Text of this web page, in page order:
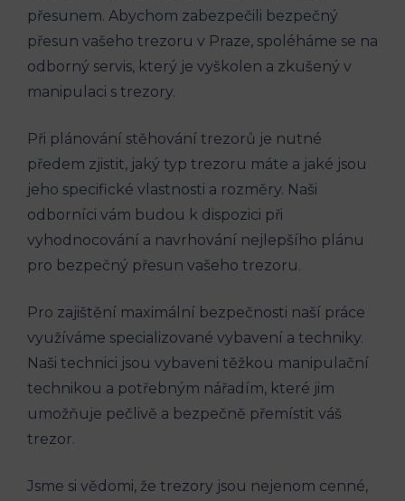
přesunem. Abychom zabezpečili bezpečný
přesun vašeho trezoru v Praze, spoléháme se na
odborný servis, který je vyškolen a zkušený v
manipulaci s trezory.
Při plánování stěhování trezorů je nutné
předem zjistit, jaký typ trezoru máte a jaké jsou
jeho specifické vlastnosti a rozměry. Naši
odborníci vám budou k dispozici při
vyhodnocování a navrhování nejlepšího plánu
pro bezpečný přesun vašeho trezoru.
Pro zajištění maximální bezpečnosti naší práce
využíváme specializované vybavení a techniky.
Naši technici jsou vybaveni těžkou manipulační
technikou a potřebným nářadím, které jim
umožňuje pečlivě a bezpečně přemístit váš
trezor.
Jsme si vědomi, že trezory jsou nejenom cenné,